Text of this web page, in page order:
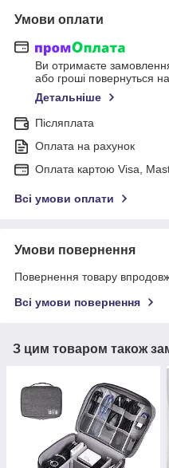
Умови оплати
Ви отримаєте
або гроші повернуться
Детальніше
Післяплата
Оплата на рахунок
Оплата картою Visa,
Всі умови оплати
Умови повернення
Повернення товару
Всі умови повернення
З цим товаром також